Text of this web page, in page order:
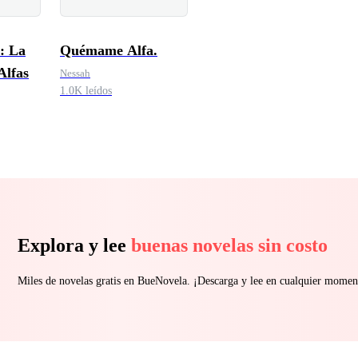
La
Quémame Alfa.
Nessah
1.0K leídos
Explora y lee buenas novelas sin costo
Miles de novelas gratis en BueNovela. ¡Descarga y lee en cualquier